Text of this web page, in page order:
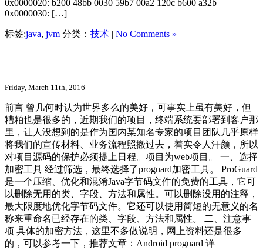
0x0000020: b200 48bb 0030 59b7 00a2 120c b600 a32b
0x0000030: […]
标签:java, jvm 分类： 技术 | No Comments »
Friday, March 11th, 2016
前言 曾几何时认为世界多么的美好，可事实上虽有美好，但
糟粕也是很多的，近期我们的项目，终端系统要部署到客户那
里，让人没想到的是作为国内某知名专家的项目团队几乎原样
将我们的宣传材料、业务流程照搬过去，着实令人汗颜，所以
对项目源码的保护必须提上日程。项目为web项目。 一、选择
加密工具 经过筛选，最终选择了proguard加密工具。 ProGuard
是一个压缩、优化和混淆Java字节码文件的免费的工具，它可
以删除无用的类、字段、方法和属性。可以删除没用的注释，
最大限度地优化字节码文件。它还可以使用简短的无意义的名
称来重命名已经存在的类、字段、方法和属性。 二、注意事
项 具体的加密方法，这里不多做说明，网上资料还是很多
的，可以参考一下，推荐文章：Android proguard 详